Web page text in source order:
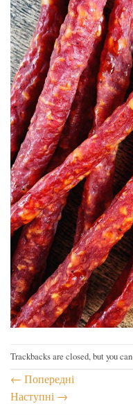
Trackbacks are closed, but you can
← Попередні
Наступні →